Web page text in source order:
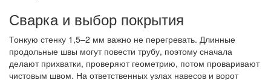
Сварка и выбор покрытия
Тонкую стенку 1,5–2 мм важно не перегревать. Длинные
продольные швы могут повести трубу, поэтому сначала
делают прихватки, проверяют геометрию, потом проваривают
чистовым швом. На ответственных узлах навесов и ворот